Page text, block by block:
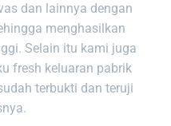
dan lainnya dengan
menghasilkan
Selain itu kami juga
fresh keluaran pabrik
terbukti dan teruji